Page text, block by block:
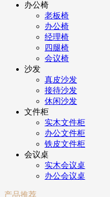
办公椅
老板椅
办公椅
经理椅
四腿椅
会议椅
沙发
真皮沙发
接待沙发
休闲沙发
文件柜
实木文件柜
办公文件柜
铁皮文件柜
会议桌
实木会议桌
办公会议桌
产品推荐